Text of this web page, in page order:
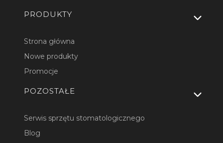
PRODUKTY
Strona główna
Nowe produkty
Promocje
POZOSTAŁE
Serwis sprzętu stomatologicznego
Blog